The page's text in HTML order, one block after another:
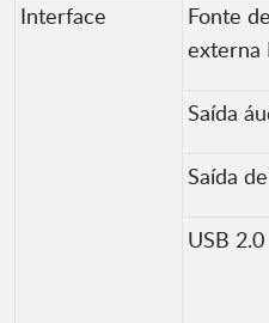
Interface
Fonte
externa
Saída
Saída
USB 2.0